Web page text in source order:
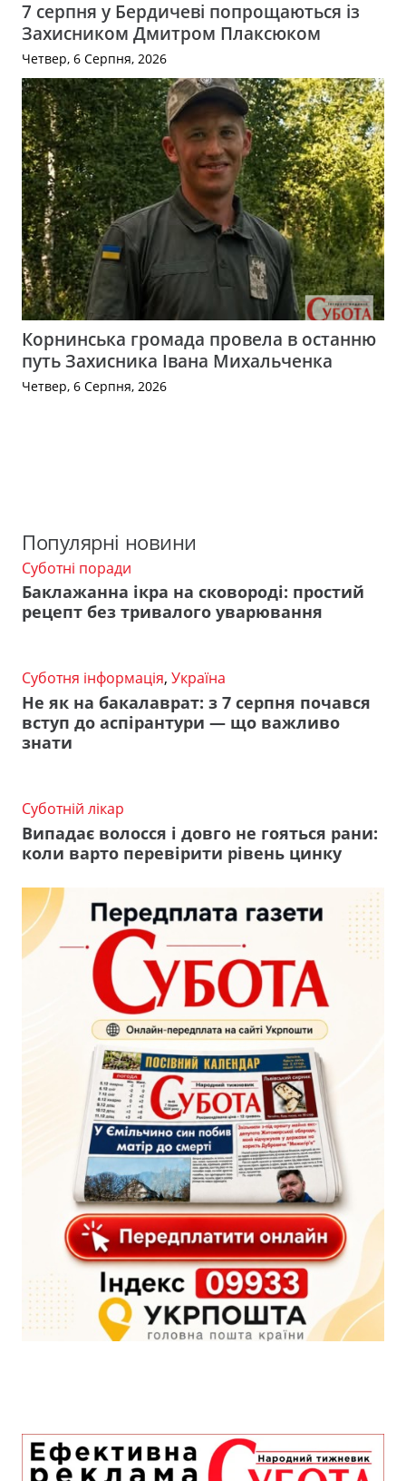
7 серпня у Бердичеві попрощаються із
Захисником Дмитром Плаксюком
Четвер, 6 Серпня, 2026
Корнинська громада провела в останню
путь Захисника Івана Михальченка
Четвер, 6 Серпня, 2026
Популярні новини
Суботні поради
Баклажанна ікра на сковороді: простий
рецепт без тривалого уварювання
Суботня інформація, Україна
Не як на бакалаврат: з 7 серпня почався
вступ до аспірантури — що важливо
знати
Суботній лікар
Випадає волосся і довго не гояться рани:
коли варто перевірити рівень цинку